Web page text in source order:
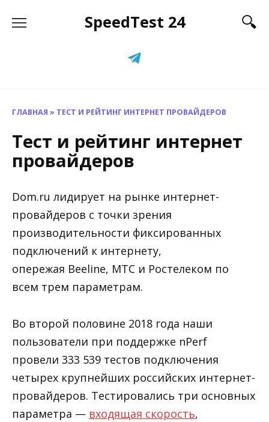
SpeedTest 24
ГЛАВНАЯ » ТЕСТ И РЕЙТИНГ ИНТЕРНЕТ ПРОВАЙДЕРОВ
Тест и рейтинг интернет
провайдеров
Dom.ru лидирует на рынке интернет-
провайдеров с точки зрения
производительности фиксированных
подключений к интернету,
опережая Beeline, МТС и Ростелеком по
всем трем параметрам.
Во второй половине 2018 года наши
пользователи при поддержке nPerf
провели 333 539 тестов подключения
четырех крупнейших российских интернет-
провайдеров. Тестировались три основных
параметра — входящая скорость,